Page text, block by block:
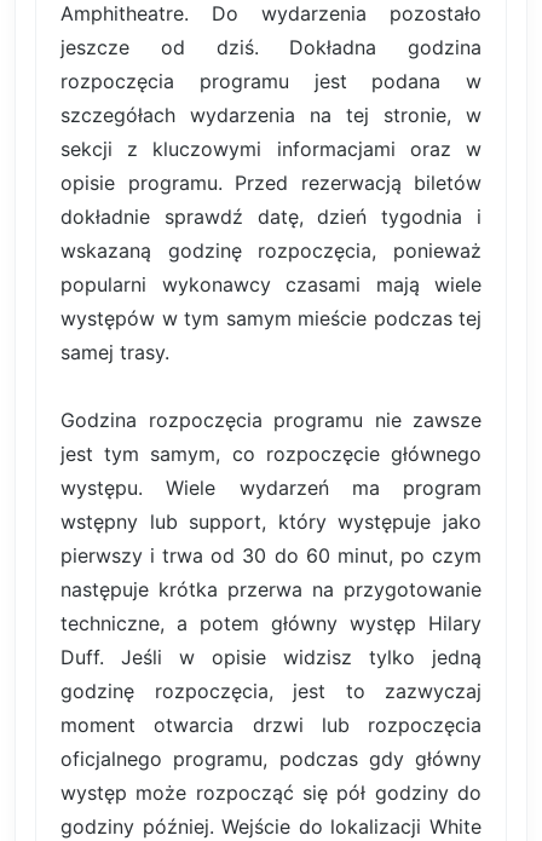
Amphitheatre. Do wydarzenia pozostało
jeszcze od dziś. Dokładna godzina
rozpoczęcia programu jest podana w
szczegółach wydarzenia na tej stronie, w
sekcji z kluczowymi informacjami oraz w
opisie programu. Przed rezerwacją biletów
dokładnie sprawdź datę, dzień tygodnia i
wskazaną godzinę rozpoczęcia, ponieważ
popularni wykonawcy czasami mają wiele
występów w tym samym mieście podczas tej
samej trasy.
Godzina rozpoczęcia programu nie zawsze
jest tym samym, co rozpoczęcie głównego
występu. Wiele wydarzeń ma program
wstępny lub support, który występuje jako
pierwszy i trwa od 30 do 60 minut, po czym
następuje krótka przerwa na przygotowanie
techniczne, a potem główny występ Hilary
Duff. Jeśli w opisie widzisz tylko jedną
godzinę rozpoczęcia, jest to zazwyczaj
moment otwarcia drzwi lub rozpoczęcia
oficjalnego programu, podczas gdy główny
występ może rozpocząć się pół godziny do
godziny później. Wejście do lokalizacji White